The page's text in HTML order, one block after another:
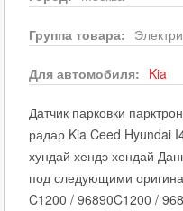
Группа товара:
Для автомобиля: Kia
Датчик парковки
радар Kia Ceed Hyundai
хундай хендэ хендай Данный датчик устанавливается
под следующими
C1200 / 96890C1200 /